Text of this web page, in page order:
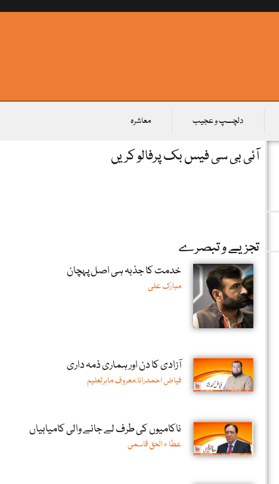
دلچسپ و عجیب معاشرہ
آئی بی سی فیس بک پرفالو کریں
تجزیے و تبصرے
خدمت کا جذبہ ہی اصل پہچان
مبارک علی
آزادی کا دن اور ہماری ذمہ داری
فیاض احمدرانا،معروف ماہرتعلیم
ناکامیوں کی طرف لے جانے والی کامیابیاں
عطا ء الحق قاسمی